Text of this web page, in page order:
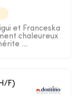
et Franceska
chaleureux
...
F)